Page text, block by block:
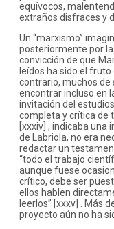
equívocos,
extraños disfraces y
Un “marxismo”
posteriormente por
convicción de que
leídos ha sido el
contrario, muchos de
encontrar incluso en
invitación del
completa y crítica de
[xxxiv] , indicaba una
de Labriola, no era
redactar un
“todo el trabajo
aunque fuese
crítico, debe ser
ellos hablen
leerlos” [xxxv] . Más
proyecto aún no ha